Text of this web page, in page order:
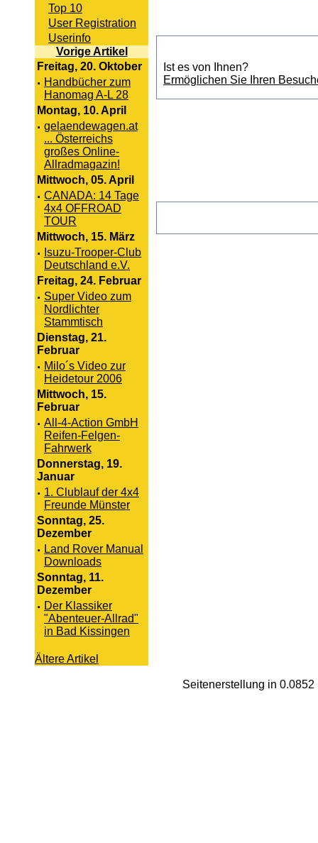
Top 10
User Registration
Userinfo
Vorige Artikel
Freitag, 20. Oktober
· Handbücher zum
Hanomag A-L 28
Montag, 10. April
· gelaendewagen.at
... Österreichs
großes Online-
Allradmagazin!
Mittwoch, 05. April
· CANADA: 14 Tage
4x4 OFFROAD
TOUR
Mittwoch, 15. März
· Isuzu-Trooper-Club
Deutschland e.V.
Freitag, 24. Februar
· Super Video zum
Nordlichter
Stammtisch
Dienstag, 21.
Februar
· Milo´s Video zur
Heidetour 2006
Mittwoch, 15.
Februar
· All-4-Action GmbH
Reifen-Felgen-
Fahrwerk
Donnerstag, 19.
Januar
· 1. Clublauf der 4x4
Freunde Münster
Sonntag, 25.
Dezember
· Land Rover Manual
Downloads
Sonntag, 11.
Dezember
· Der Klassiker
"Abenteuer-Allrad"
in Bad Kissingen
Ältere Artikel
Ist es von Ihnen?
Ermöglichen Sie Ihren
Seitenerstellung in